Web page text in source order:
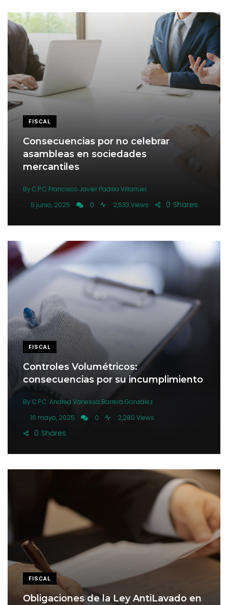
FISCAL
Consecuencias por no celebrar
asambleas en sociedades
mercantiles
By C.P.C Francisco Javier Padilla Villarruel
.
5 junio, 2025 0 2,533 Views Shares
0
FISCAL
Controles Volumétricos:
consecuencias por su incumplimiento
By C.P.C. Andrea Vanessa Barrera González
.
16 mayo, 2025 0 2,280 Views
Shares
0
FISCAL
Obligaciones de la Ley AntiLavado en